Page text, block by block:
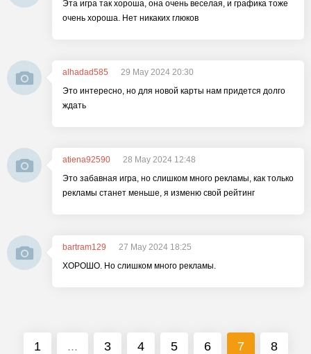
Эта игра так хороша, она очень веселая, и графика тоже
очень хороша. Нет никаких глюков
alhadad585
29 May 2024 20:30
Это интересно, но для новой карты нам придется долго
ждать
atiena92590
28 May 2024 12:48
Это забавная игра, но слишком много рекламы, как только
рекламы станет меньше, я изменю свой рейтинг
bartram129
27 May 2024 18:25
ХОРОШО. Но слишком много рекламы.
1 ... 3 4 5 6 7 8